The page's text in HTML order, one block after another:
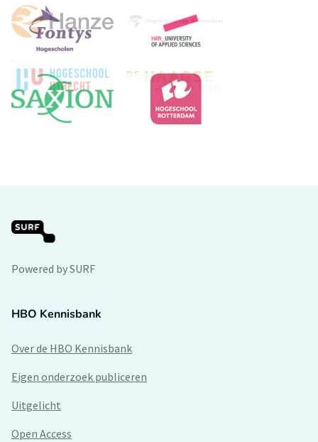
Powered by SURF
HBO Kennisbank
Over de HBO Kennisbank
Eigen onderzoek publiceren
Uitgelicht
Open Access